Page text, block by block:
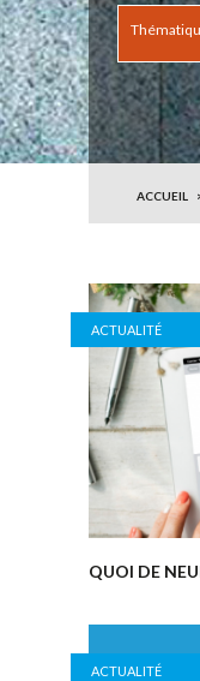
ACCUEIL
ACTUALITÉ
QUOI DE
ACTUALITÉ